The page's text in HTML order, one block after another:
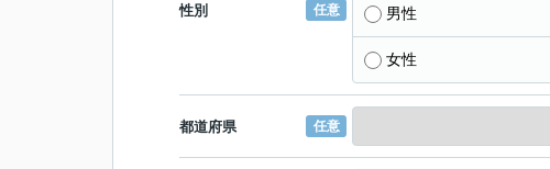
性別 任意 男性
女性
都道府県 任意